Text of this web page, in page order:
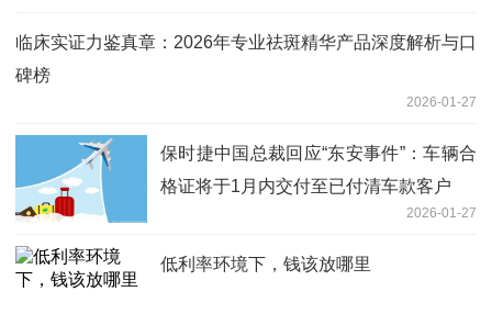
临床实证力鉴真章：2026年专业祛斑精华产品深度解析与口
碑榜
2026-01-27
保时捷中国总裁回应“东安事件”：车辆合
格证将于1月内交付至已付清车款客户
2026-01-27
低利率环境下，钱该放哪里